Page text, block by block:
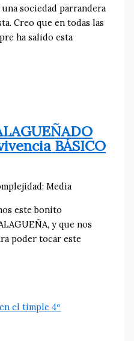
sociedad parrandera
Creo que en todas las
ha salido esta
BÁSICO
Media
este bonito
y que nos
poder tocar este
el timple 4º